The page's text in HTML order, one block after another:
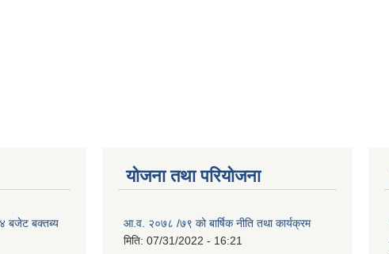
बजेट बक्तब्य
योजना तथा परियोजना
आ.व. २०७८ /७९ को बार्षिक नीति तथा कार्यक्रम
मिति: 07/31/2022 - 16:21